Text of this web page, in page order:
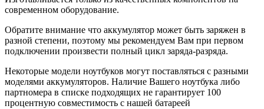
современном оборудование.
Обратите внимание что аккумулятор может быть заряжен в
разной степени, поэтому мы рекомендуем Вам при первом
подключении произвести полный цикл заряда-разряда.
Некоторые модели ноутбуков могут поставляться с разными
моделями аккумуляторов. Наличие Вашего ноутбука либо
партномера в списке подходящих не гарантирует 100
процентную совместимость с нашей батареей